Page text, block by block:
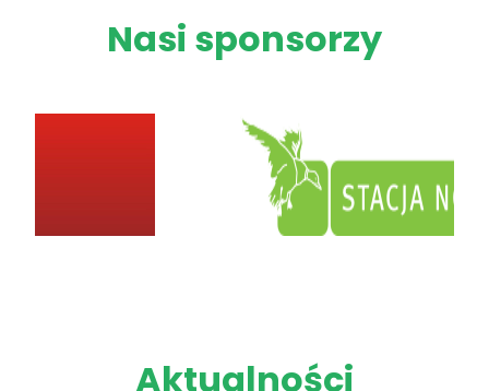
Nasi sponsorzy
Aktualności